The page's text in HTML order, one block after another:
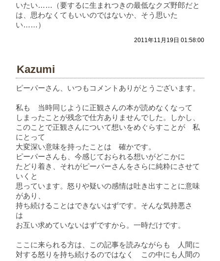
いたい……（要するに生まれつきの最低なクズ野郎だと
は、思わなくてもいいのではないか、そう思いた
い……）
2011年11月19日 01:58:00
Kazumi
ピーパーさん、いつもコメントありがとうございます。
私も 当時同じように正観さんの本が読めなくなって
しまったことが残念で仕方ありませんでした。しかし、
このことで正観さんについて想いをめぐらすことが 私
にとって
大変深い意味を持ったことは 確かです。
ピーパーさんも、今感じておられる想いがどこかに
たどり着き、それがピーパーさんをさらに純粋にさせて
いくと
思っています。怒りや疑いの感情は吐き出すことに意味
があり、
持ち続けることはできないはずです。そんな気持悪さ
は
お互い求めていないはずですから。一時だけです。
ここに来られる方は、この記事を読みながらも 人間に
対する怒りを持ち続けるのではなく この中にも人間の